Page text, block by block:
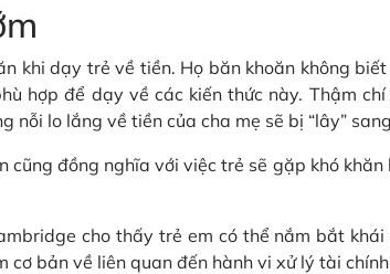
khi dạy trẻ về tiền. Họ băn khoăn không
hợp để dạy về các kiến thức này. Thậm
nỗi lo lắng về tiền của cha mẹ sẽ bị “lây”
cũng đồng nghĩa với việc trẻ sẽ gặp khó
cho thấy trẻ em có thể nắm bắt
cơ bản về liên quan đến hành vi xử lý tài